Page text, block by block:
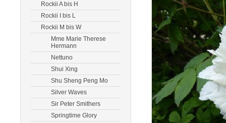
Rockii A bis H
Rockii I bis L
Rockii M bis W
Mme Marie Therese
Hermann
Nettuno
Shui Xing
Shu Sheng Peng Mo
Silver Waves
Sir Peter Smithers
Springtime Glory